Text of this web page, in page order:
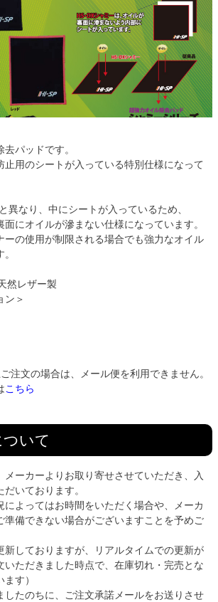
パッドです。
止用のシートが入っている特別仕様になって
異なり、中にシートが入っているため、
にオイルが滲まない仕様になっています。
ーの使用が制限される場合でも強力なオイル
然レザー製
ン＞
注文の場合は、メール便を利用できません。
こちら
いて
メーカーよりお取り寄せさせていただき、入
いております。
によってはお時間をいただく場合や、メーカ
準備できない場合がございますことを予めご
新しておりますが、リアルタイムでの更新が
いただきました時点で、在庫切れ・完売とな
す）
したのちに、ご注文承諾メールをお送りさせ